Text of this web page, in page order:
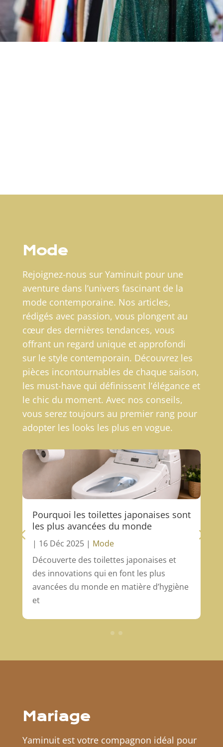
Mode
Rejoignez-nous sur Yaminuit pour une
aventure dans l’univers fascinant de la
mode contemporaine. Nos articles,
rédigés avec passion, vous plongent au
cœur des dernières tendances, vous
offrant un regard unique et approfondi
sur le style contemporain. Découvrez les
pièces incontournables de chaque saison,
les must-have qui définissent l’élégance et
le chic du moment. Avec nos conseils,
vous serez toujours au premier rang pour
adopter les looks les plus en vogue.
Pourquoi les toilettes japonaises sont
les plus avancées du monde
| 16 Déc 2025 | Mode
Découverte des toilettes japonaises et
des innovations qui en font les plus
avancées du monde en matière d’hygiène
et
Mariage
Yaminuit est votre compagnon idéal pour